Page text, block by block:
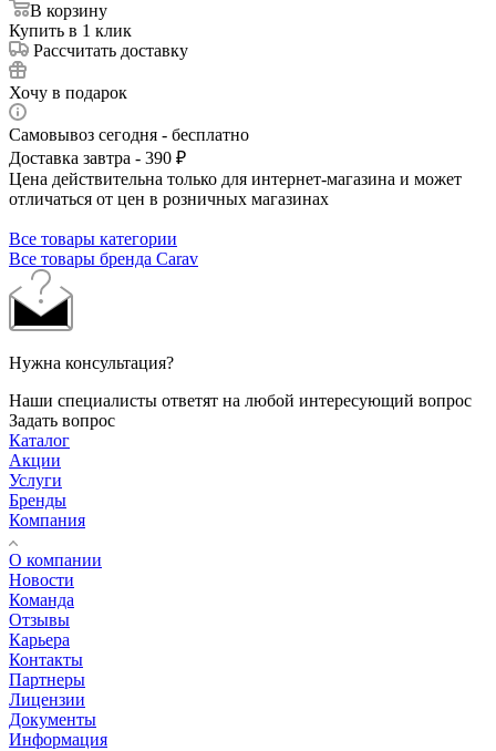
В корзину
Купить в 1 клик
Рассчитать доставку
Хочу в подарок
Самовывоз сегодня - бесплатно
Доставка завтра - 390 ₽
Цена действительна только для интернет-магазина и может
отличаться от цен в розничных магазинах
Все товары категории
Все товары бренда Carav
Нужна консультация?
Наши специалисты ответят на любой интересующий вопрос
Задать вопрос
Каталог
Акции
Услуги
Бренды
Компания
О компании
Новости
Команда
Отзывы
Карьера
Контакты
Партнеры
Лицензии
Документы
Информация